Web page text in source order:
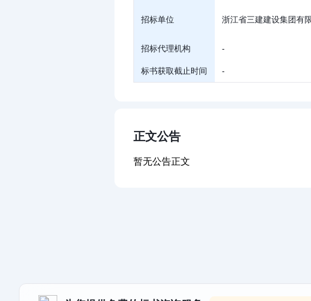
招标单位 浙江省三建建设集团有
招标代理机构 -
标书获取截止时间 -
正文公告
暂无公告正文